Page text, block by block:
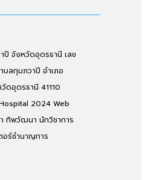
ปี จังหวัดอุดรธานี เลข
ลกุมภวาปี อำเภอ
ดอุดรธานี 41110
2024 Web
ทิพวัฒนา นักวิชาการ
อร์ชำนาญการ